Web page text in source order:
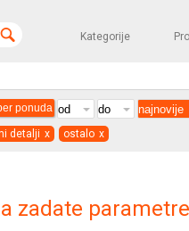
Kategorije
ponuda
detalji x ostalo x
zadate